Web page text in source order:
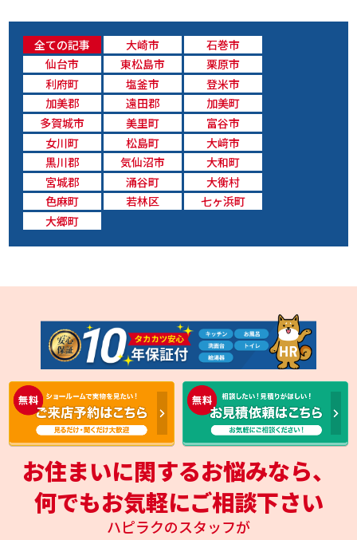
全ての記事 大崎市
石巻市
仙台市
東松島市
栗原市
利府町
塩釜市
登米市
加美郡
遠田郡
加美町
多賀城市
美里町
富谷市
女川町
松島町
大﨑市
黒川郡
気仙沼市
大和町
宮城郡
涌谷町
大衡村
色麻町
若林区
七ヶ浜町
大郷町
お住まいに関するお悩みなら、
何でもお気軽にご相談下さい
ハピラクのスタッフが